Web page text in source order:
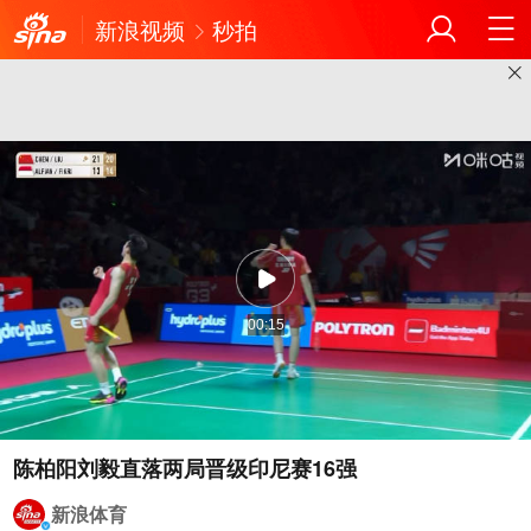
新浪视频 秒拍
00:15
陈柏阳刘毅直落两局晋级印尼赛16强
新浪体育